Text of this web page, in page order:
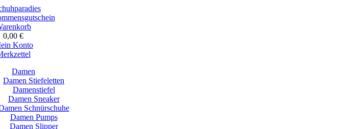
0,00 €
Konto
Damen
Damen Stiefeletten
Damenstiefel
Damen Sneaker
Schnürschuhe
Damen Pumps
Damen Slipper